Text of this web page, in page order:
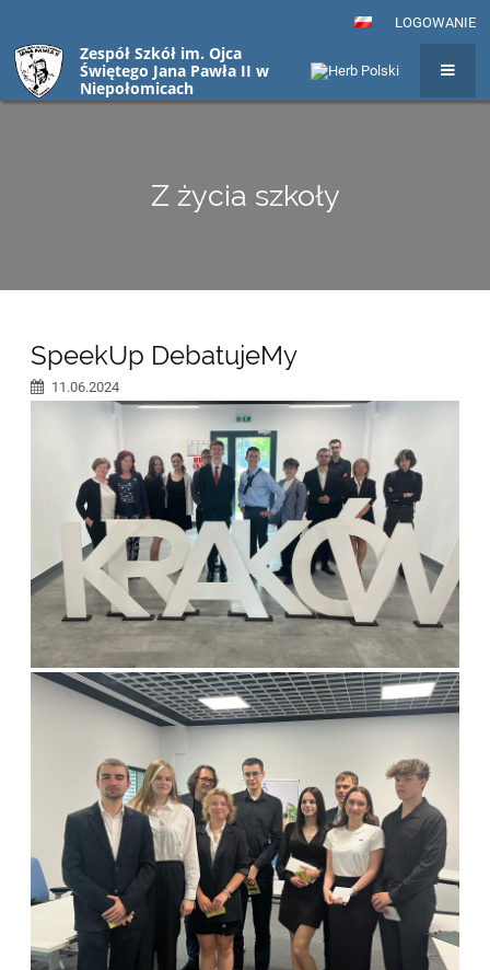
LOGOWANIE
Zespół Szkół im. Ojca
Świętego Jana Pawła II w
Niepołomicach
Z życia szkoły
życia
szkoły
SpeekUp DebatujeMy
11.06.2024